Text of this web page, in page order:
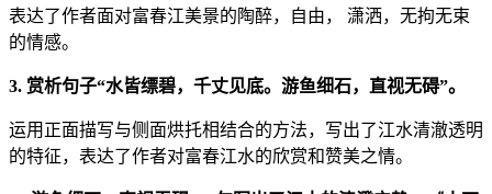
表达了作者面对富春江美景的陶醉，自由， 潇洒，无拘无束
的情感。
3. 赏析句子“水皆缥碧，千丈见底。游鱼细石，直视无碍”。
运用正面描写与侧面烘托相结合的方法，写出了江水清澈透明
的特征，表达了作者对富春江水的欣赏和赞美之情。